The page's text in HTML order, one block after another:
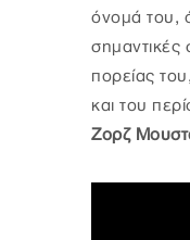
όνομά του,
σημαντικές
πορείας
και του
Ζορζ